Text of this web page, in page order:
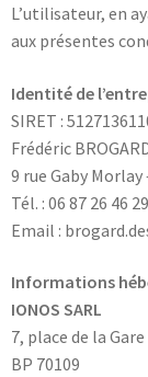
L’utilisateur, en
aux présentes
Identité de
SIRET :
Frédéric
9 rue Gaby
Tél. : 06 87 26 46 29
Email :
Informations
IONOS SARL
7,
BP